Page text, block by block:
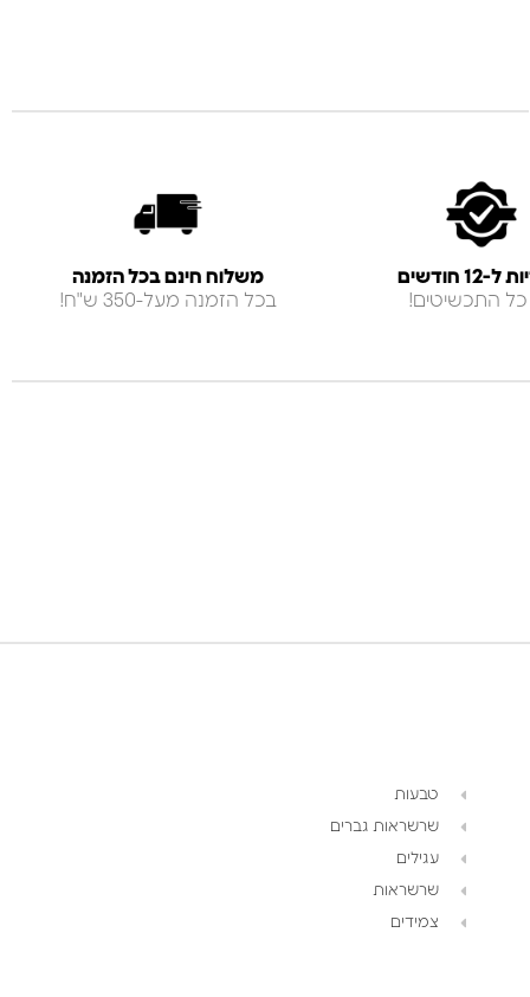
12 חודשים
התכשיטים!
משלוח חינם בכל הזמנה
בכל הזמנה מעל-350 ש"ח!
טבעות
שרשראות גברים
עגילים
שרשראות
צמידים